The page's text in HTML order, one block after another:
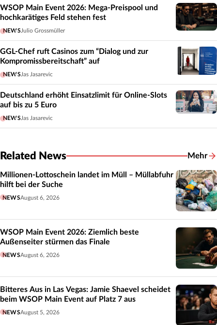
WSOP Main Event 2026: Mega-Preispool und
hochkarätiges Feld stehen fest
NEWS Julio Grossmüller
GGL-Chef ruft Casinos zum “Dialog und zur
Kompromissbereitschaft” auf
NEWS Jas Jasarevic
Deutschland erhöht Einsatzlimit für Online-Slots
auf bis zu 5 Euro
NEWS Jas Jasarevic
Related News Mehr
Millionen-Lottoschein landet im Müll – Müllabfuhr
hilft bei der Suche
NEWSAugust 6, 2026
WSOP Main Event 2026: Ziemlich beste
Außenseiter stürmen das Finale
NEWSAugust 6, 2026
Bitteres Aus in Las Vegas: Jamie Shaevel scheidet
beim WSOP Main Event auf Platz 7 aus
NEWSAugust 5, 2026